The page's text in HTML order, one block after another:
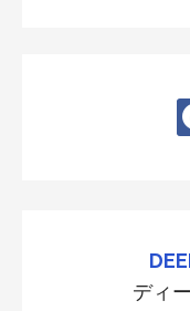
ディ